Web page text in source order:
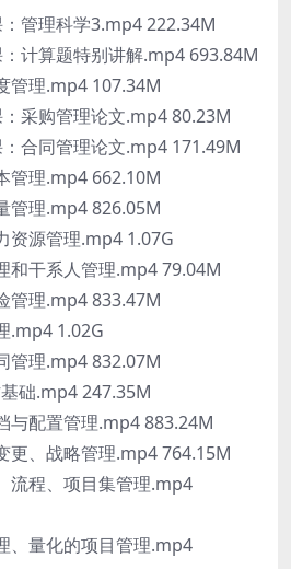
管理科学3.mp4 222.34M
计算题特别讲解.mp4 693.84M
管理.mp4 107.34M
采购管理论文.mp4 80.23M
合同管理论文.mp4 171.49M
管理.mp4 662.10M
管理.mp4 826.05M
源管理.mp4 1.07G
干系人管理.mp4 79.04M
管理.mp4 833.47M
.mp4 1.02G
管理.mp4 832.07M
础.mp4 247.35M
配置管理.mp4 883.24M
、战略管理.mp4 764.15M
流程、项目集管理.mp4
、量化的项目管理.mp4